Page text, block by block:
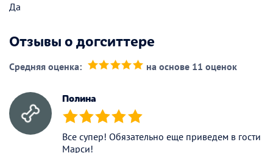
Да
Отзывы о догситтере
Средняя оценка: на основе 11 оценок
Полина
(*) (*) (*) (*) (*)
Все супер! Обязательно еще приведем в гости
Марси!